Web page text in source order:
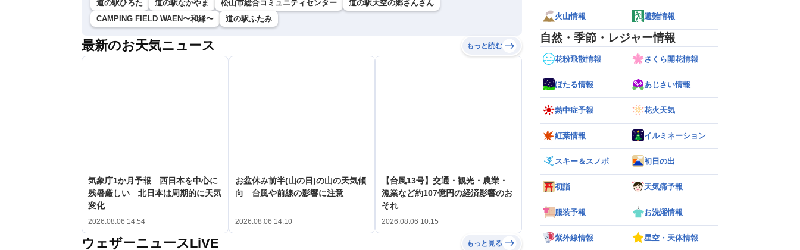
道の駅ひろた
道の駅なかやま 松山市総合コミュニティセンター
道の駅天空の郷さんさん
CAMPING FIELD WAEN〜和縁〜
道の駅ふたみ
最新のお天気ニュース もっと読む
気象庁1か月予報 西日本を中心に
残暑厳しい 北日本は周期的に天気
変化
2026.08.06 14:54
お盆休み前半(山の日)の山の天気傾
向 台風や前線の影響に注意
2026.08.06 14:10
【台風13号】交通・観光・農業・
漁業など約107億円の経済影響のお
それ
2026.08.06 10:15
ウェザーニュースLiVE もっと見る
火山情報 避難情報
自然・季節・レジャー情報
花粉飛散情報 さくら開花情報
ほたる情報 あじさい情報
熱中症予報 花火天気
紅葉情報 イルミネーション
スキー＆スノボ 初日の出
初詣 天気痛予報
服装予報 お洗濯情報
紫外線情報 星空・天体情報